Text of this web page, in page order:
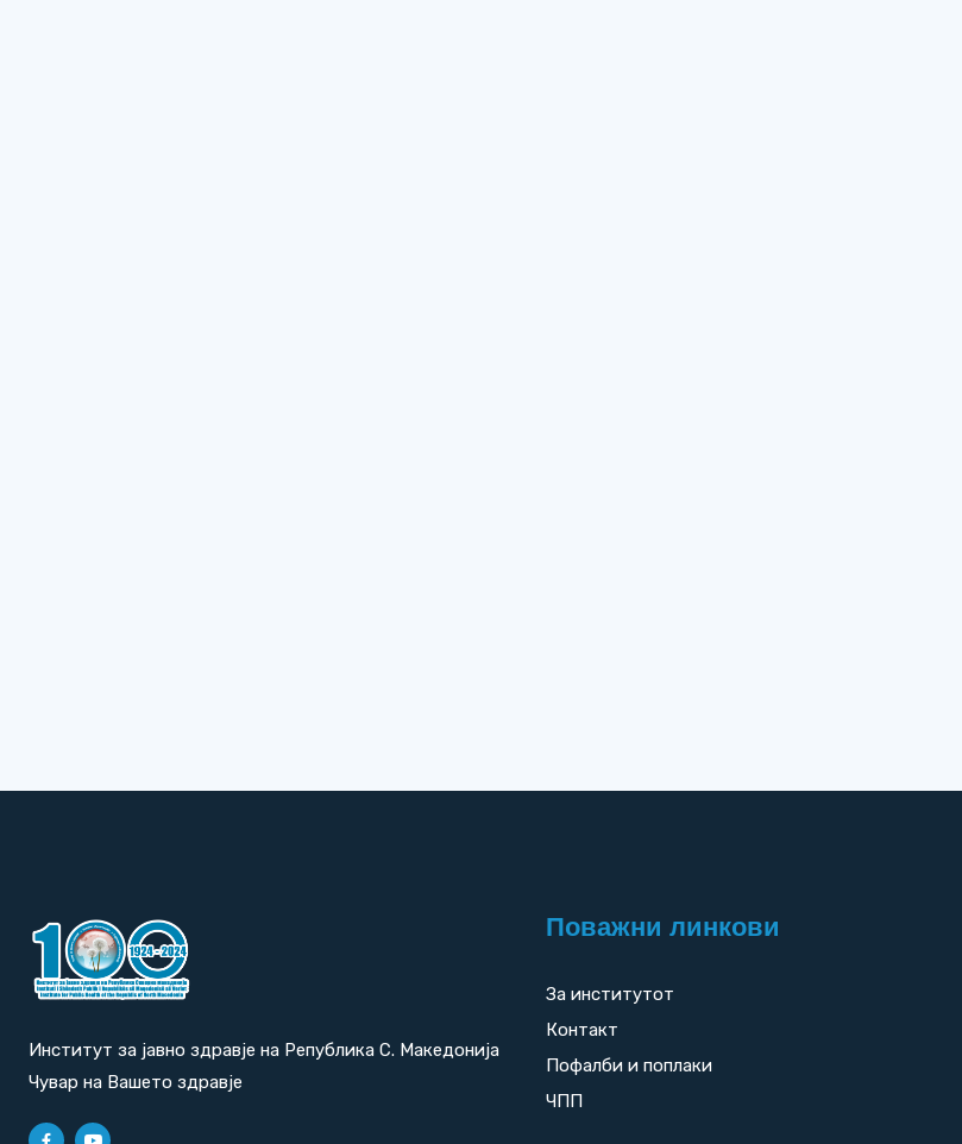
Институт за јавно здравје на Република С. Македонија
Чувар на Вашето здравје
Поважни линкови
За институтот
Контакт
Пофалби и поплаки
ЧПП